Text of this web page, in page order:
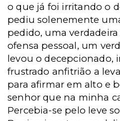
o que já foi irritando o
pediu solenemente
pedido, uma
ofensa pessoal, um
levou o decepcionado,
frustrado anfitrião a
para afirmar em alto e
senhor que na minha
Percebia-se pelo leve